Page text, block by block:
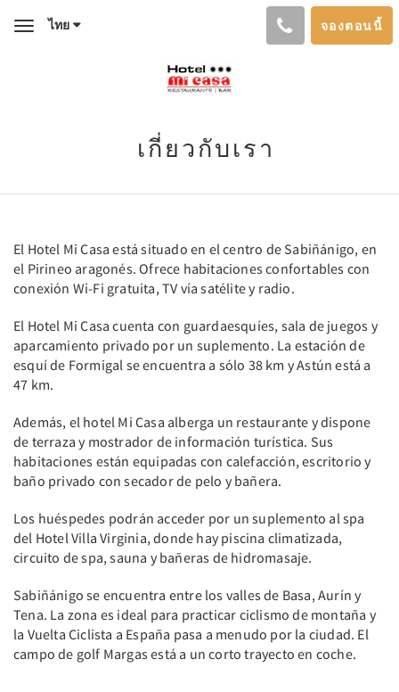
Toggleไทย จองตอนนี้
เกี่ยวกับเรา
El Hotel Mi Casa está situado en el centro de Sabiñánigo, en
el Pirineo aragonés. Ofrece habitaciones confortables con
conexión Wi-Fi gratuita, TV vía satélite y radio.
El Hotel Mi Casa cuenta con guardaesquíes, sala de juegos y
aparcamiento privado por un suplemento. La estación de
esquí de Formigal se encuentra a sólo 38 km y Astún está a
47 km.
Además, el hotel Mi Casa alberga un restaurante y dispone
de terraza y mostrador de información turística. Sus
habitaciones están equipadas con calefacción, escritorio y
baño privado con secador de pelo y bañera.
Los huéspedes podrán acceder por un suplemento al spa
del Hotel Villa Virginia, donde hay piscina climatizada,
circuito de spa, sauna y bañeras de hidromasaje.
Sabiñánigo se encuentra entre los valles de Basa, Aurín y
Tena. La zona es ideal para practicar ciclismo de montaña y
la Vuelta Ciclista a España pasa a menudo por la ciudad. El
campo de golf Margas está a un corto trayecto en coche.